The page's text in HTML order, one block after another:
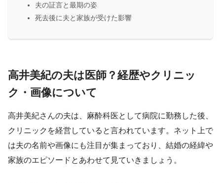
夫の証言と最期の姿
死去後に夫と家族が受けた影響
高井美紀の夫は医師？経歴やクリニッ
ク・画像について
高井美紀さんの夫は、麻酔科医として病院に勤務した後、
クリニックを経営していると言われています。ネット上で
は夫の名前や画像にも注目が集まっており、結婚の経緯や
家族のエピソードとあわせて見ていきましょう。